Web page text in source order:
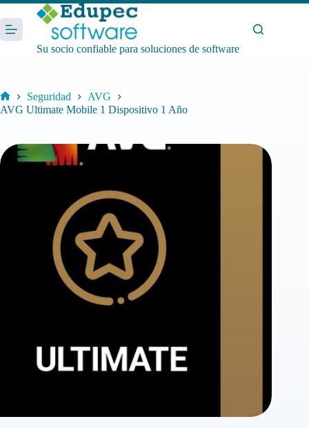
Saltar
al
contenido
Su socio confiable para soluciones de software
Inicio
Seguridad
AVG
AVG Ultimate Mobile 1 Dispositivo 1 Año